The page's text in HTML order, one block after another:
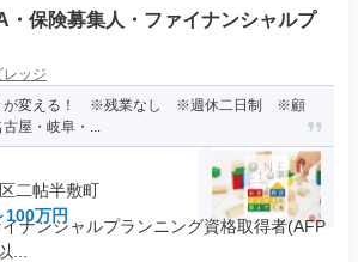
・保険募集人・ファイナンシャルプ
ッジ
が変える！ ※残業なし ※週休二日制 ※顧
屋・岐阜・...
二帖半敷町
100万円
ナンシャルプランニング資格取得者(AFP
...